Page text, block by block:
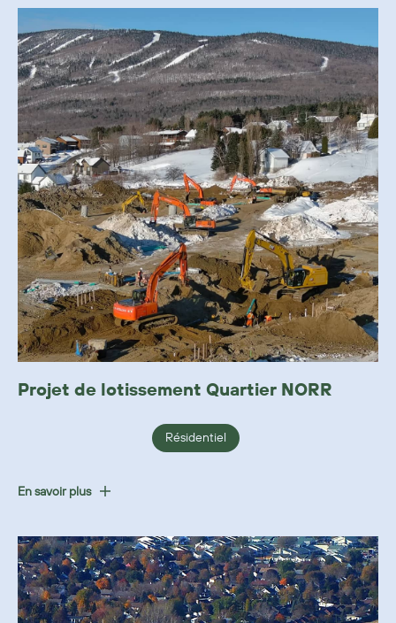
Projet de lotissement Quartier NORR
Résidentiel
En savoir plus